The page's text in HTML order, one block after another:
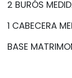
2 BURÓS
1 CABECERA
BASE